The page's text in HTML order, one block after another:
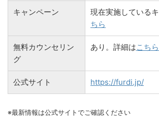
キャンペーン 現在実施している
ちら
無料カウンセリン
グ
あり。詳細はこちら
公式サイト https://furdi.jp/
※最新情報は公式サイトでご確認ください